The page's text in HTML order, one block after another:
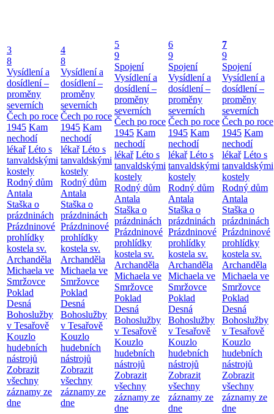
3
8
Vysídlení a
dosídlení –
proměny
severních
Čech po roce
1945 Kam
nechodí
lékař Léto s
tanvaldskými
kostely
Rodný dům
Antala
Staška o
prázdninách
Prázdninové
prohlídky
kostela sv.
Archanděla
Michaela ve
Smržovce
Poklad
Desná
Bohoslužby
v Tesařově
Kouzlo
hudebních
nástrojů
Zobrazit
všechny
záznamy ze
dne
4
8
Vysídlení a
dosídlení –
proměny
severních
Čech po roce
1945 Kam
nechodí
lékař Léto s
tanvaldskými
kostely
Rodný dům
Antala
Staška o
prázdninách
Prázdninové
prohlídky
kostela sv.
Archanděla
Michaela ve
Smržovce
Poklad
Desná
Bohoslužby
v Tesařově
Kouzlo
hudebních
nástrojů
Zobrazit
všechny
záznamy ze
dne
5
9
Spojení
Vysídlení a
dosídlení –
proměny
severních
Čech po roce
1945 Kam
nechodí
lékař Léto s
tanvaldskými
kostely
Rodný dům
Antala
Staška o
prázdninách
Prázdninové
prohlídky
kostela sv.
Archanděla
Michaela ve
Smržovce
Poklad
Desná
Bohoslužby
v Tesařově
Kouzlo
hudebních
nástrojů
Zobrazit
všechny
záznamy ze
dne
6
9
Spojení
Vysídlení a
dosídlení –
proměny
severních
Čech po roce
1945 Kam
nechodí
lékař Léto s
tanvaldskými
kostely
Rodný dům
Antala
Staška o
prázdninách
Prázdninové
prohlídky
kostela sv.
Archanděla
Michaela ve
Smržovce
Poklad
Desná
Bohoslužby
v Tesařově
Kouzlo
hudebních
nástrojů
Zobrazit
všechny
záznamy ze
dne
7
9
Spojení
Vysídlení a
dosídlení –
proměny
severních
Čech po roce
1945 Kam
nechodí
lékař Léto s
tanvaldskými
kostely
Rodný dům
Antala
Staška o
prázdninách
Prázdninové
prohlídky
kostela sv.
Archanděla
Michaela ve
Smržovce
Poklad
Desná
Bohoslužby
v Tesařově
Kouzlo
hudebních
nástrojů
Zobrazit
všechny
záznamy ze
dne